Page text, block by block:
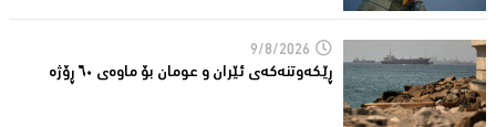
9/8/2026
ڕێكه‌وتنه‌كه‌ی ئێران و عومان بۆ ماوه‌ی ٦٠ ڕۆژه‌